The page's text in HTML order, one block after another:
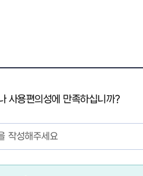
사용편의성에 만족하십니까?